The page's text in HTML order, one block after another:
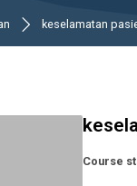
keselamatan
Course